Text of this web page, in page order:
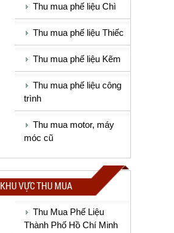
Thu mua phế liệu Chì
Thu mua phế liệu Thiếc
Thu mua phế liệu Kẽm
Thu mua phế liệu công
trình
Thu mua motor, máy
móc cũ
KHU VỰC THU MUA
Thu Mua Phế Liệu
Thành Phố Hồ Chí Minh